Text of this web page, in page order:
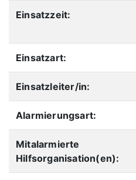
Einsatzzeit:
Einsatzart:
Einsatzleiter/in:
Alarmierungsart:
Mitalarmierte
Hilfsorganisation(en):